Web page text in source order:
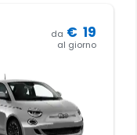
da € 19
al giorno